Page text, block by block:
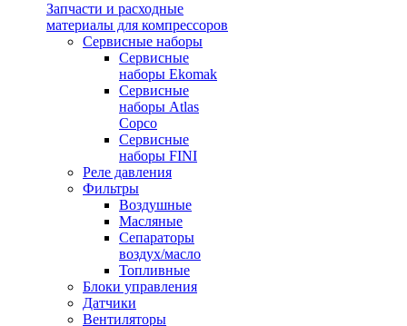
Запчасти и расходные
материалы для компрессоров
Cервисные наборы
Сервисные
наборы Ekomak
Cервисные
наборы Atlas
Copco
Сервисные
наборы FINI
Реле давления
Фильтры
Воздушные
Масляные
Сепараторы
воздух/масло
Топливные
Блоки управления
Датчики
Вентиляторы